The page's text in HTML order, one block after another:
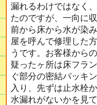
漏れるわけではなく
たのですが、一向に
前から床から水が染
屋を呼んで修理した
うです。お客様から
疑ったヶ所は床フラ
ぐ部分の密結パッキ
入り、先ずは止水栓
水漏れがないかを見